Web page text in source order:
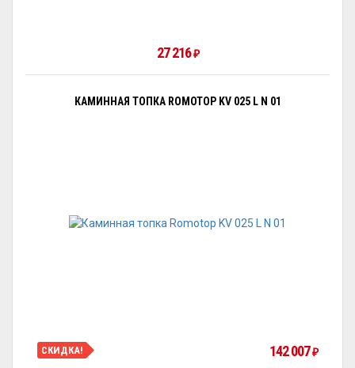
27 216₽
КАМИННАЯ ТОПКА ROMOTOP KV 025 L N 01
СКИДКА! 142 007₽